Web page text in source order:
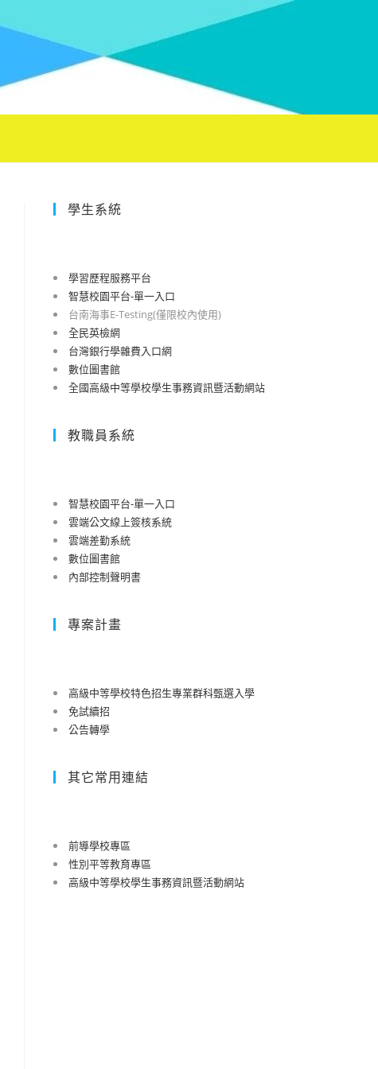
學生系統
學習歷程服務平台
智慧校園平台-單一入口
台南海事E-Testing(僅限校內使用)
全民英檢網
台灣銀行學雜費入口網
數位圖書館
全國高級中等學校學生事務資訊暨活動網站
教職員系統
智慧校園平台-單一入口
雲端公文線上簽核系統
雲端差勤系統
數位圖書館
內部控制聲明書
專案計畫
高級中等學校特色招生專業群科甄選入學
免試續招
公告轉學
其它常用連結
前導學校專區
性別平等教育專區
高級中等學校學生事務資訊暨活動網站